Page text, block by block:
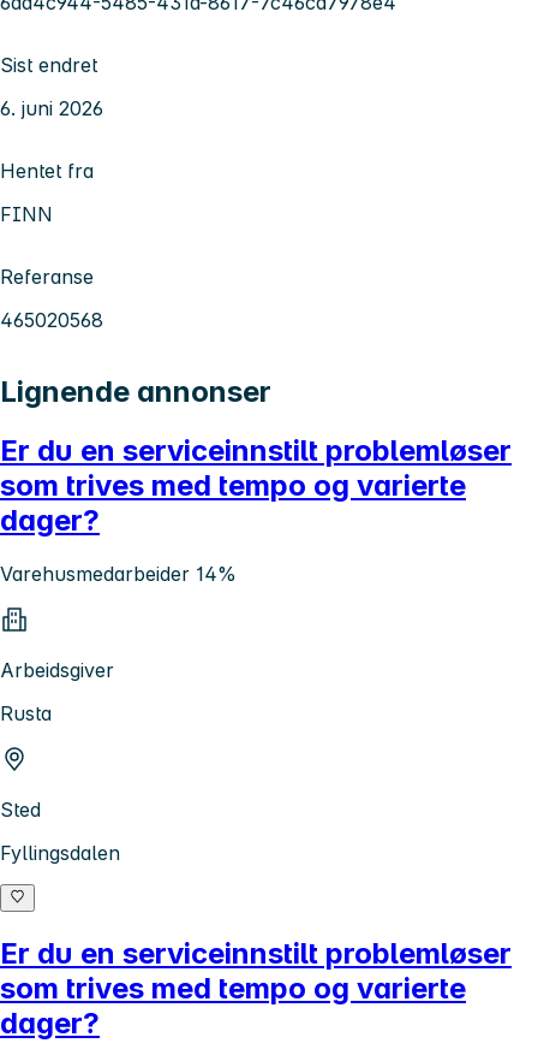
Sist endret
6. juni 2026
Hentet fra
FINN
Referanse
465020568
Lignende annonser
Er du en serviceinnstilt problemløser
som trives med tempo og varierte
dager?
Varehusmedarbeider 14%
Arbeidsgiver
Rusta
Sted
Fyllingsdalen
Er du en serviceinnstilt problemløser
som trives med tempo og varierte
dager?